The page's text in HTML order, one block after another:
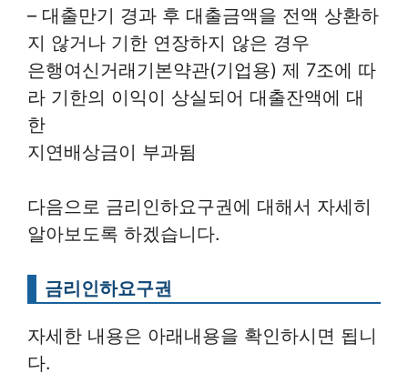
– 대출만기 경과 후 대출금액을 전액 상환하
지 않거나 기한 연장하지 않은 경우
은행여신거래기본약관(기업용) 제 7조에 따
라 기한의 이익이 상실되어 대출잔액에 대
한
지연배상금이 부과됨
다음으로 금리인하요구권에 대해서 자세히
알아보도록 하겠습니다.
금리인하요구권
자세한 내용은 아래내용을 확인하시면 됩니
다.